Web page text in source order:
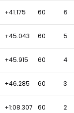
+41.175 60 6
+45.043 60 5
+45.915 60 4
+46.285 60 3
+1:08.307 60 2